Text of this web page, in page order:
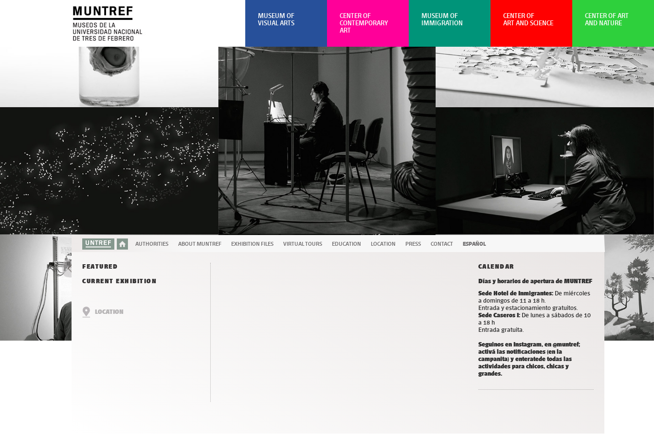
AUTHORITIES ABOUT MUNTREF EXHIBITION FILES VIRTUAL TOURS EDUCATION LOCATION PRESS CONTACT ESPAÑOL
FEATURED
CURRENT EXHIBITION
LOCATION
CALENDAR
Días y horarios de apertura de MUNTREF
Sede Hotel de Inmigrantes:De miércoles
a domingos de 11 a 18 h.
Entrada y estacionamiento gratuitos.
Sede Caseros I:De lunes a sábados de 10
a 18 h
Entrada gratuita.
Seguinos en Instagram, en @muntref;
activá las notificaciones (en la
campanita) y enteratede todas las
actividades para chicos, chicas y
grandes.
CENTER OF ART
AND NATURE
CENTER OF
ART AND SCIENCE
MUSEUM OF
IMMIGRATION
CENTER OF
CONTEMPORARY
ART
MUSEUM OF
VISUAL ARTS